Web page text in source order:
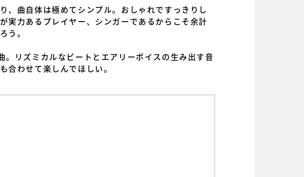
、曲自体は極めてシンプル。おしゃれですっきりし
実力あるプレイヤー、シンガーであるからこそ余計
う。
リズミカルなビートとエアリーボイスの生み出す音
わせて楽しんでほしい。